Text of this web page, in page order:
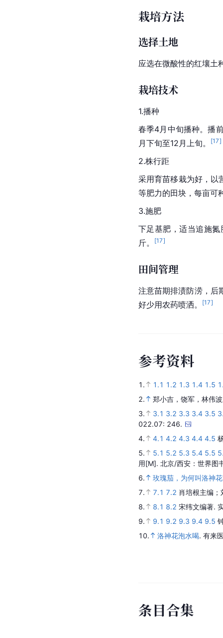
栽培方法
选择土地
应选在微酸性的红壤土
栽培技术
1.播种
春季4月中旬播种。播
月下旬至12月上旬。
[17]
2.株行距
采用育苗移栽为好，
等肥力的田块，每亩可
3.施肥
下足基肥，适当追施
斤。
[17]
田间管理
注意苗期排渍防涝，后
好少用农药喷洒。
[17]
参考资料
1. 1.1 1.2 1.3 1.4 1.5
2.
郑小吉，饶军，林伟
3.
3.1 3.2 3.3 3.4 3.5
022.07: 246.
4.
4.1 4.2 4.3 4.4 4.5
5.
5.1 5.2 5.3 5.4 5.5
用[M]. 北京/西安：世界图
6.
玫瑰茄，为何叫洛神
7.
7.1 7.2 肖培根主编
8.
8.1 8.2 宋纬文编著.
9.
9.1 9.2 9.3 9.4 9.5
10.
洛神花泡水喝. 有来
条目合集